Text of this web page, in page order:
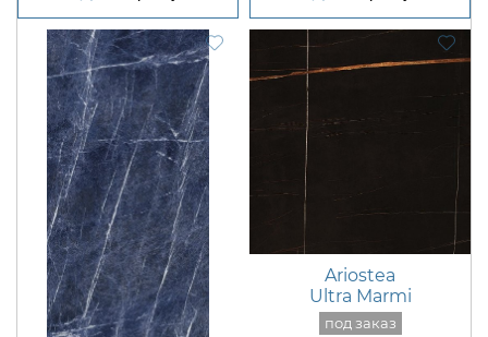
Ariostea
Ultra Marmi